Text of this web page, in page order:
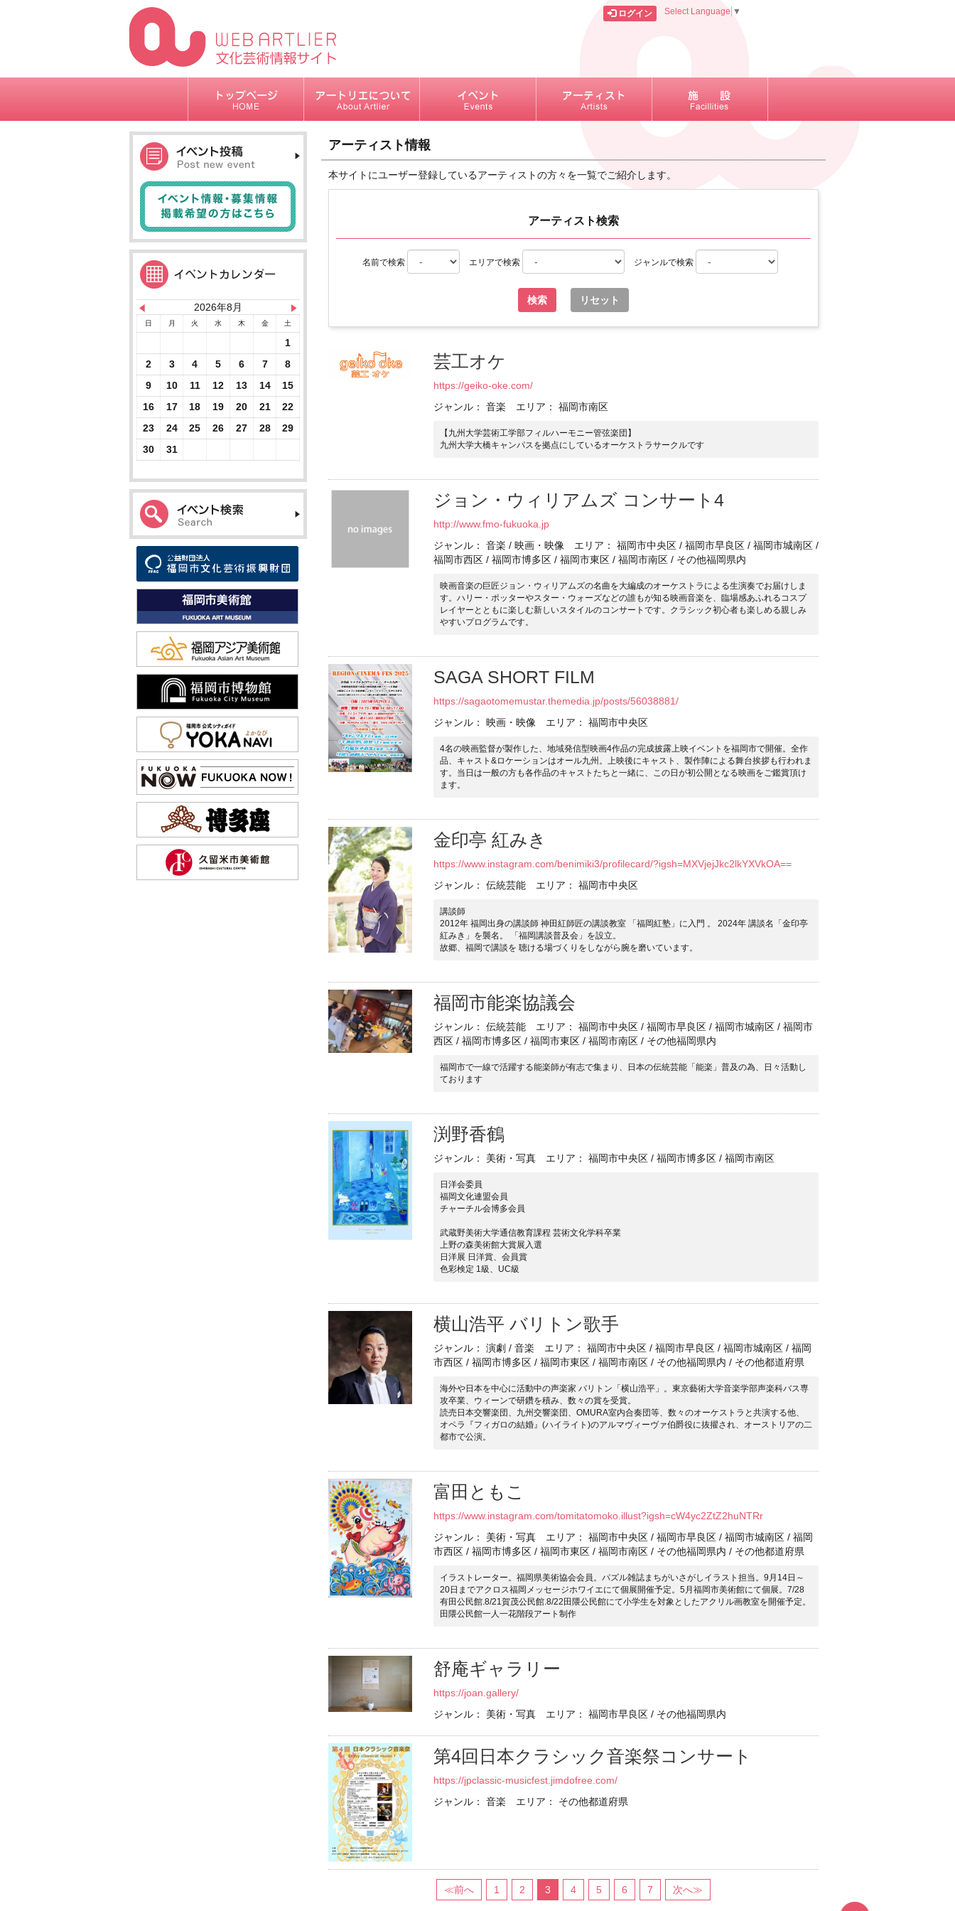
ログイン Select Language ▼
アーティスト情報
本サイトにユーザー登録しているアーティストの方々を一覧でご紹介します。
アーティスト検索
名前で検索 エリアで検索 ジャンルで検索
リセット
芸工オケ
https://geiko-oke.com/
ジャンル： 音楽 エリア： 福岡市南区
【九州大学芸術工学部フィルハーモニー管弦楽団】
九州大学大橋キャンパスを拠点にしているオーケストラサークルです
ジョン・ウィリアムズ コンサート4
http://www.fmo-fukuoka.jp
ジャンル： 音楽 / 映画・映像 エリア： 福岡市中央区 / 福岡市早良区 / 福岡市城南区 /
福岡市西区 / 福岡市博多区 / 福岡市東区 / 福岡市南区 / その他福岡県内
映画音楽の巨匠ジョン・ウィリアムズの名曲を大編成のオーケストラによる生演奏でお届けしま
す。ハリー・ポッターやスター・ウォーズなどの誰もが知る映画音楽を、臨場感あふれるコスプ
レイヤーとともに楽しむ新しいスタイルのコンサートです。クラシック初心者も楽しめる親しみ
やすいプログラムです。
SAGA SHORT FILM
https://sagaotomemustar.themedia.jp/posts/56038881/
ジャンル： 映画・映像 エリア： 福岡市中央区
4名の映画監督が製作した、地域発信型映画4作品の完成披露上映イベントを福岡市で開催。全作
品、キャスト&ロケーションはオール九州。上映後にキャスト、製作陣による舞台挨拶も行われま
す。当日は一般の方も各作品のキャストたちと一緒に、この日が初公開となる映画をご鑑賞頂け
ます。
金印亭 紅みき
https://www.instagram.com/benimiki3/profilecard/?igsh=MXVjejJkc2lkYXVkOA==
ジャンル： 伝統芸能 エリア： 福岡市中央区
講談師
2012年 福岡出身の講談師 神田紅師匠の講談教室 「福岡紅塾」に入門 。 2024年 講談名「金印亭
紅みき」を襲名。 「福岡講談普及会」を設立。
故郷、福岡で講談を 聴ける場づくりをしながら腕を磨いています。
福岡市能楽協議会
ジャンル： 伝統芸能 エリア： 福岡市中央区 / 福岡市早良区 / 福岡市城南区 / 福岡市
西区 / 福岡市博多区 / 福岡市東区 / 福岡市南区 / その他福岡県内
福岡市で一線で活躍する能楽師が有志で集まり、日本の伝統芸能「能楽」普及の為、日々活動し
ております
渕野香鶴
ジャンル： 美術・写真 エリア： 福岡市中央区 / 福岡市博多区 / 福岡市南区
日洋会委員
福岡文化連盟会員
チャーチル会博多会員
武蔵野美術大学通信教育課程 芸術文化学科卒業
上野の森美術館大賞展入選
日洋展 日洋賞、会員賞
色彩検定 1級、UC級
横山浩平 バリトン歌手
ジャンル： 演劇 / 音楽 エリア： 福岡市中央区 / 福岡市早良区 / 福岡市城南区 / 福岡
市西区 / 福岡市博多区 / 福岡市東区 / 福岡市南区 / その他福岡県内 / その他都道府県
海外や日本を中心に活動中の声楽家 バリトン「横山浩平」。東京藝術大学音楽学部声楽科バス専
攻卒業、ウィーンで研鑽を積み、数々の賞を受賞。
読売日本交響楽団、九州交響楽団、OMURA室内合奏団等、数々のオーケストラと共演する他、
オペラ『フィガロの結婚』(ハイライト)のアルマヴィーヴァ伯爵役に抜擢され、オーストリアの二
都市で公演。
富田ともこ
https://www.instagram.com/tomitatomoko.illust?igsh=cW4yc2ZtZ2huNTRr
ジャンル： 美術・写真 エリア： 福岡市中央区 / 福岡市早良区 / 福岡市城南区 / 福岡
市西区 / 福岡市博多区 / 福岡市東区 / 福岡市南区 / その他福岡県内 / その他都道府県
イラストレーター。福岡県美術協会会員。パズル雑誌まちがいさがしイラスト担当。9月14日～
20日までアクロス福岡メッセージホワイエにて個展開催予定。5月福岡市美術館にて個展。7/28
有田公民館.8/21賀茂公民館.8/22田隈公民館にて小学生を対象としたアクリル画教室を開催予定。
田隈公民館一人一花階段アート制作
舒庵ギャラリー
https://joan.gallery/
ジャンル： 美術・写真 エリア： 福岡市早良区 / その他福岡県内
第4回日本クラシック音楽祭コンサート
https://jpclassic-musicfest.jimdofree.com/
ジャンル： 音楽 エリア： その他都道府県
≪前へ 1 2 3 4 5 6 7 次へ≫
2026年8月
日 月 火 水 木 金 土
1
2
3 4 5 6 7
8
9
10 11 12 13 14
15
16
17 18 19 20 21
22
23
24 25 26 27 28
29
30
31